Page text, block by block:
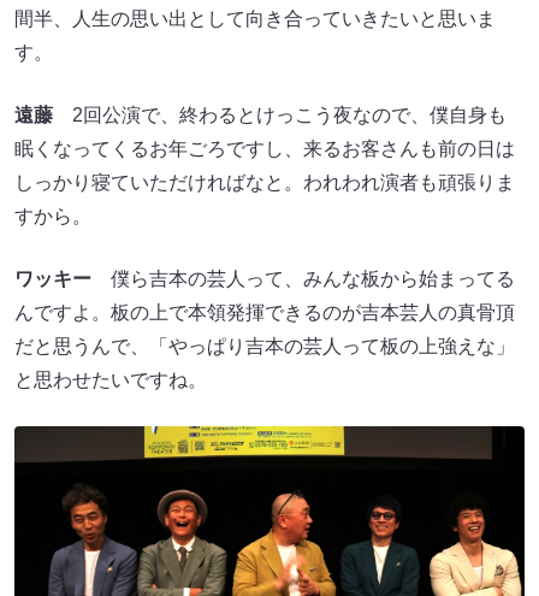
間半、人生の思い出として向き合っていきたいと思いま
す。
遠藤 2回公演で、終わるとけっこう夜なので、僕自身も
眠くなってくるお年ごろですし、来るお客さんも前の日は
しっかり寝ていただければなと。われわれ演者も頑張りま
すから。
ワッキー 僕ら吉本の芸人って、みんな板から始まってる
んですよ。板の上で本領発揮できるのが吉本芸人の真骨頂
だと思うんで、「やっぱり吉本の芸人って板の上強えな」
と思わせたいですね。